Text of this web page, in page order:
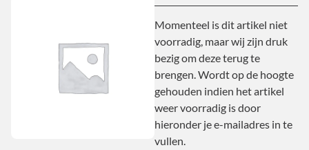
Momenteel is dit artikel niet
voorradig, maar wij zijn druk
bezig om deze terug te
brengen. Wordt op de hoogte
gehouden indien het artikel
weer voorradig is door
hieronder je e-mailadres in te
vullen.